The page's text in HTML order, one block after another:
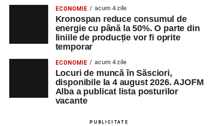
ECONOMIE acum 4 zile
Kronospan reduce consumul de
energie cu până la 50%. O parte din
liniile de producție vor fi oprite
temporar
ECONOMIE acum 4 zile
Locuri de muncă în Săsciori,
disponibile la 4 august 2026. AJOFM
Alba a publicat lista posturilor
vacante
PUBLICITATE